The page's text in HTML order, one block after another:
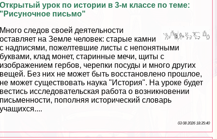
Открытый урок по истории в 3-м классе по теме:
"Рисуночное письмо"
Много следов своей деятельности
оставляет на Земле человек: старые камни
с надписями, пожелтевшие листы с непонятными
буквами, клад монет, старинные мечи, щиты с
изображением гербов, черепки посуды и много других
вещей. Без них не может быть восстановлено прошлое,
не может существовать наука "История". На уроке будет
вестись исследовательская работа о возникновении
письменности, пополняя исторический словарь
учащихся....
03 08 2026 18:35:40